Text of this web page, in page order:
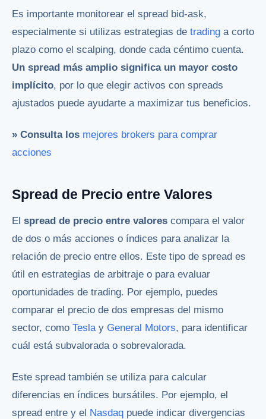
Es importante monitorear el spread bid-ask,
especialmente si utilizas estrategias de trading a corto
plazo como el scalping, donde cada céntimo cuenta.
Un spread más amplio significa un mayor costo
implícito, por lo que elegir activos con spreads
ajustados puede ayudarte a maximizar tus beneficios.
» Consulta los mejores brokers para comprar
acciones
Spread de Precio entre Valores
El spread de precio entre valores compara el valor
de dos o más acciones o índices para analizar la
relación de precio entre ellos. Este tipo de spread es
útil en estrategias de arbitraje o para evaluar
oportunidades de trading. Por ejemplo, puedes
comparar el precio de dos empresas del mismo
sector, como Tesla y General Motors, para identificar
cuál está subvalorada o sobrevalorada.
Este spread también se utiliza para calcular
diferencias en índices bursátiles. Por ejemplo, el
spread entre y el Nasdaq puede indicar divergencias